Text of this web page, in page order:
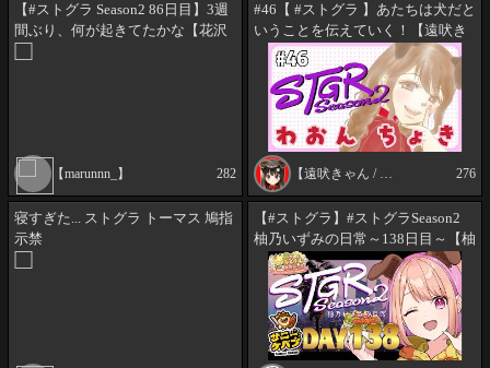
【#ストグラ Season2 86日目】3週
間ぶり、何が起きてたかな【花沢
【marunnn_】 282
#46【 #ストグラ 】あたちは犬だと
いうことを伝えていく！【遠吠き
ゃん】#わおんちょき
【遠吠きゃん / Toboe Kyan】 276
寝すぎた... ストグラ トーマス 鳩指
示禁
【#ストグラ】#ストグラSeason2
柚乃いずみの日常～138日目～【柚
原いづみ / ななしいんく】